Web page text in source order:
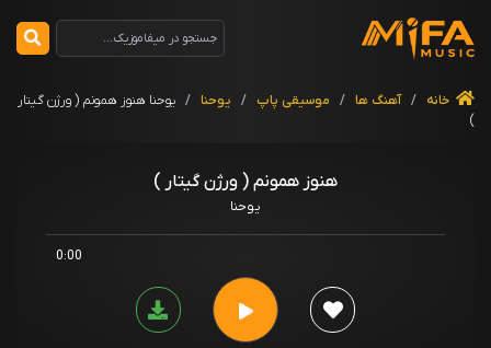
خانه / آهنگ ها / موسیقی پاپ / یوحنا / یوحنا هنوز همونم ( ورژن گیتار
)
هنوز همونم ( ورژن گیتار )
یوحنا
0:00